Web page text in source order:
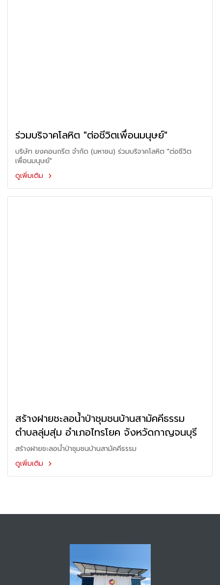
ร่วมบริจาคโลหิต "ต่อชีวิตเพื่อนมนุษย์"
บริษัท ยงคอนกรีต จำกัด (มหาชน) ร่วมบริจาคโลหิต "ต่อชีวิต
เพื่อนมนุษย์"
ดูเพิ่มเติม
สร้างฝายชะลอน้ำป่าชุมชนบ้านสามัคคีธรรม
ตำบลลุ่มสุ่ม อำเภอไทรโยค จังหวัดกาญจนบุรี
สร้างฝายชะลอน้ำป่าชุมชนบ้านสามัคคีธรรม
ดูเพิ่มเติม